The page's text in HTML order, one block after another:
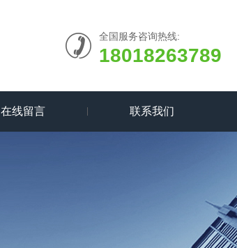
全国服务咨询热线:
18018263789
在线留言 联系我们